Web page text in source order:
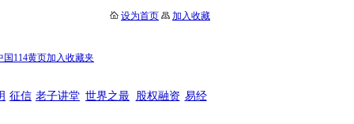
设为首页 加入收藏
国114黄页加入收藏夹
征信 老子讲堂 世界之最 股权融资 易经